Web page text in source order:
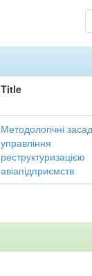
Title
Методологічні
управління
реструктуризацією
авіапідприємств